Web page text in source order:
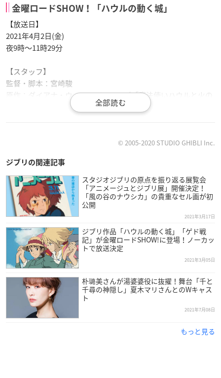
金曜ロードSHOW！「ハウルの動く城」
【放送日】
2021年4月2日(金)
夜9時〜11時29分
【スタッフ】
監督・脚本：宮崎駿
原作：ダイアナ・ウィン・ジョーンズ「魔法使いハウルと火の
悪魔」（徳間書店刊）
久石譲歌：倍賞千恵子（徳間ジャパンコミュニケーションズ）
【声の出演】
ソフィー：倍賞千恵子
ハウル：木村拓哉
荒地の魔女：美輪明宏
カルシファー：我修院達也
マルクル：神木隆之介
小姓：伊崎充則
かかしのカブ：大泉洋
ヒン：原田大二郎
サリマン：加藤治子
※敬称略
© 2005-2020 STUDIO GHIBLI Inc.
ジブリの関連記事
スタジオジブリの原点を振り返る展覧会
「アニメージュとジブリ展」開催決定！
「風の谷のナウシカ」の貴重なセル画が初
公開
2021年3月17日
ジブリ作品「ハウルの動く城」「ゲド戦
記」が金曜ロードSHOW!に登場！ノーカッ
トで放送決定
2021年3月05日
朴璐美さんが湯婆婆役に抜擢！舞台「千と
千尋の神隠し」夏木マリさんとのWキャス
ト
2021年7月08日
もっと見る